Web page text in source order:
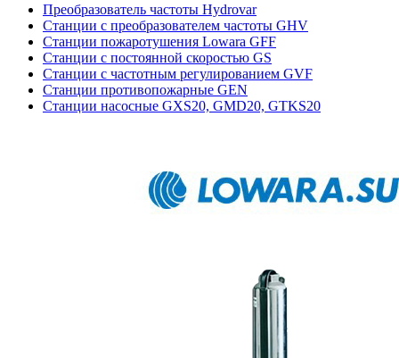
Преобразователь частоты Hydrovar
Станции с преобразователем частоты GHV
Станции пожаротушения Lowara GFF
Станции с постоянной скоростью GS
Станции с частотным регулированием GVF
Станции противопожарные GEN
Станции насосные GXS20, GMD20, GTKS20